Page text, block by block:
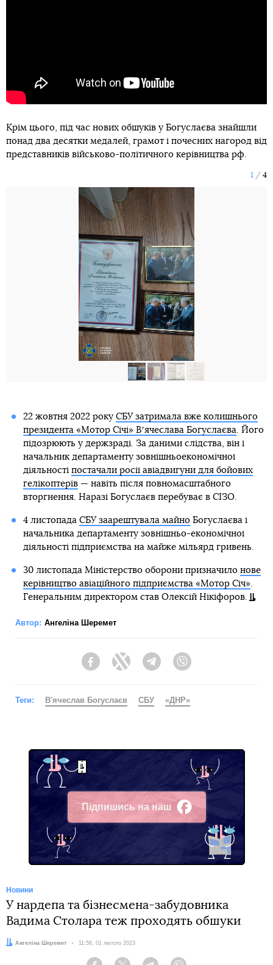
Крім цього, під час нових обшуків у Богуслаєва знайшли
понад два десятки медалей, грамот і почесних нагород від
представників військово-політичного керівництва рф.
1 4
22 жовтня 2022 року СБУ затримала вже колишнього
президента «Мотор Січі» Вʼячеслава Богуслаєва. Його
підозрюють у держзраді. За даними слідства, він і
начальник департаменту зовнішньоекономічної
діяльності постачали росії авіадвигуни для бойових
гелікоптерів— навіть після повномасштабного
вторгнення. Наразі Богуслаєв перебуває в СІЗО.
4 листопада СБУ заарештувала майноБогуслаєва і
начальника департаменту зовнішньо-економічної
діяльності підприємства на майже мільярд гривень.
30 листопада Міністерство оборони призначило нове
керівництво авіаційного підприємства «Мотор Січ».
Генеральним директором став Олексій Нікіфоров.
Автор: Ангеліна Шеремет
FacebookTwitter Telegram
Теги: В'ячеслав Богуслаєв СБУ «ДНР»
Підпишись на наш
Facebook
Новини
У нардепа та бізнесмена-забудовника
Вадима Столара теж проходять обшуки
Автор:
Ангеліна Шеремет Дата:
11:56, 01 лютого 2023